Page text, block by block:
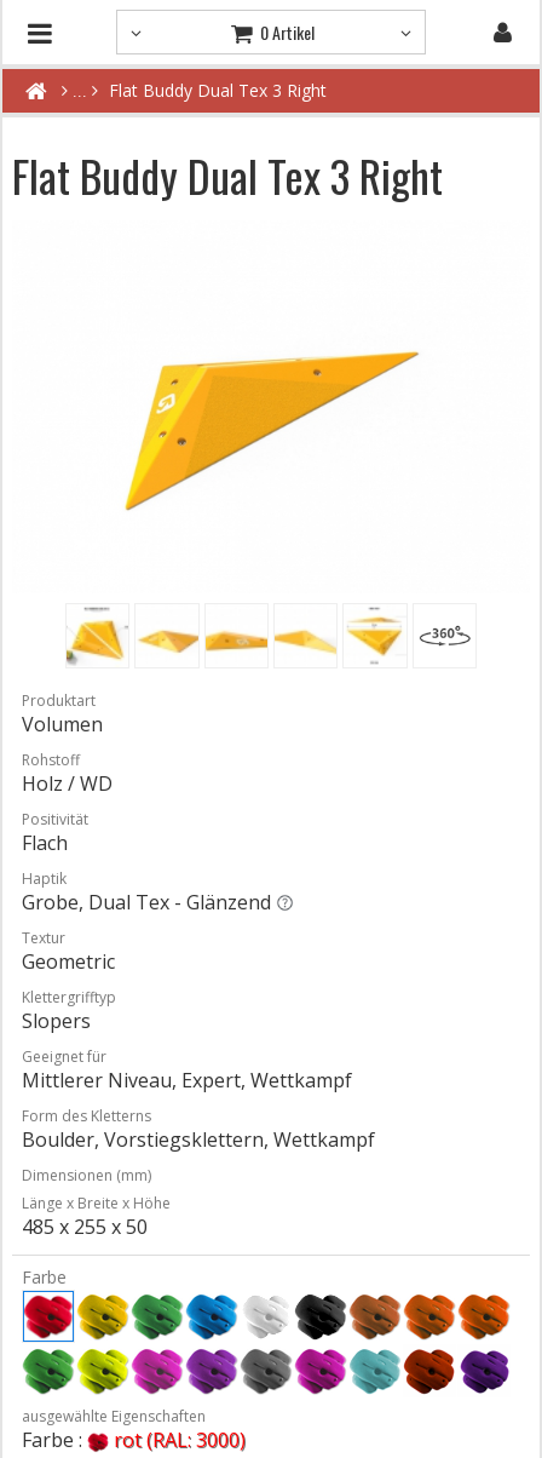
0 Artikel
Flat Buddy Dual Tex 3 Right
Flat Buddy Dual Tex 3 Right
Produktart
Volumen
Rohstoff
Holz / WD
Positivität
Flach
Haptik
Grobe, Dual Tex - Glänzend
Textur
Geometric
Klettergrifftyp
Slopers
Geeignet für
Mittlerer Niveau, Expert, Wettkampf
Form des Kletterns
Boulder, Vorstiegsklettern, Wettkampf
Dimensionen (mm)
Länge x Breite x Höhe
485 x 255 x 50
Farbe
ausgewählte Eigenschaften
Farbe : rot (RAL: 3000)